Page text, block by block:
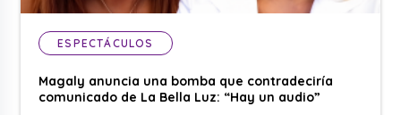
ESPECTÁCULOS
Magaly anuncia una bomba que contradeciría
comunicado de La Bella Luz: “Hay un audio”